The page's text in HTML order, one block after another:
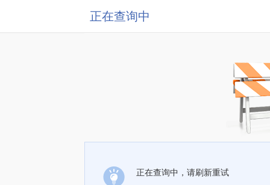
正在查询中
正在查询中，请刷新重试